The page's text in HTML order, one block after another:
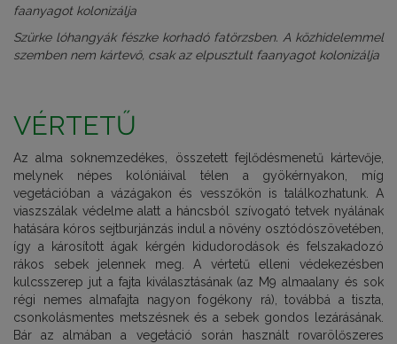
Szürke lóhangyák fészke korhadó fatörzsben. A közhidelemmel
szemben nem kártevő, csak az elpusztult faanyagot kolonizálja
VÉRTETŰ
Az alma soknemzedékes, összetett fejlődésmenetű kártevője,
melynek népes kolóniáival télen a gyökérnyakon, míg
vegetációban a vázágakon és vesszőkön is találkozhatunk. A
viaszszálak védelme alatt a háncsból szívogató tetvek nyálának
hatására kóros sejtburjánzás indul a növény osztódószövetében,
így a károsított ágak kérgén kidudorodások és felszakadozó
rákos sebek jelennek meg. A vértetű elleni védekezésben
kulcsszerep jut a fajta kiválasztásának (az M9 almaalany és sok
régi nemes almafajta nagyon fogékony rá), továbbá a tiszta,
csonkolásmentes metszésnek és a sebek gondos lezárásának.
Bár az almában a vegetáció során használt rovarölőszeres